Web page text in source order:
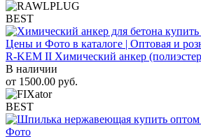
BEST
R-KEM II Химический анкер
В наличии
от 1500.00 руб.
BEST